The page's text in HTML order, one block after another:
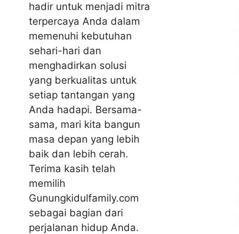
hadir untuk menjadi mitra
terpercaya Anda dalam
memenuhi kebutuhan
sehari-hari dan
menghadirkan solusi
yang berkualitas untuk
setiap tantangan yang
Anda hadapi. Bersama-
sama, mari kita bangun
masa depan yang lebih
baik dan lebih cerah.
Terima kasih telah
memilih
Gunungkidulfamily.com
sebagai bagian dari
perjalanan hidup Anda.